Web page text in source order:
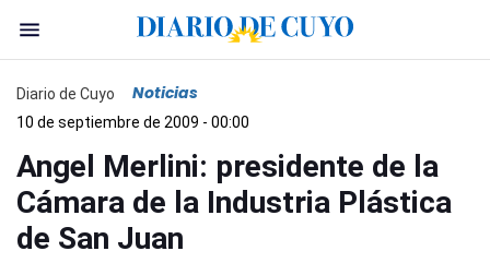
Diario de Cuyo Noticias
10 de septiembre de 2009 - 00:00
Angel Merlini: presidente de la
Cámara de la Industria Plástica
de San Juan